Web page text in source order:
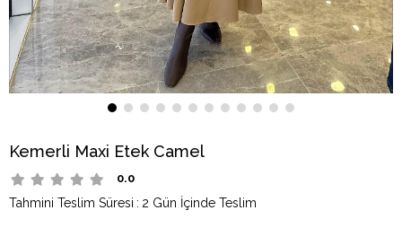
Kemerli Maxi Etek Camel
0.0
Tahmini Teslim Süresi : 2 Gün İçinde Teslim